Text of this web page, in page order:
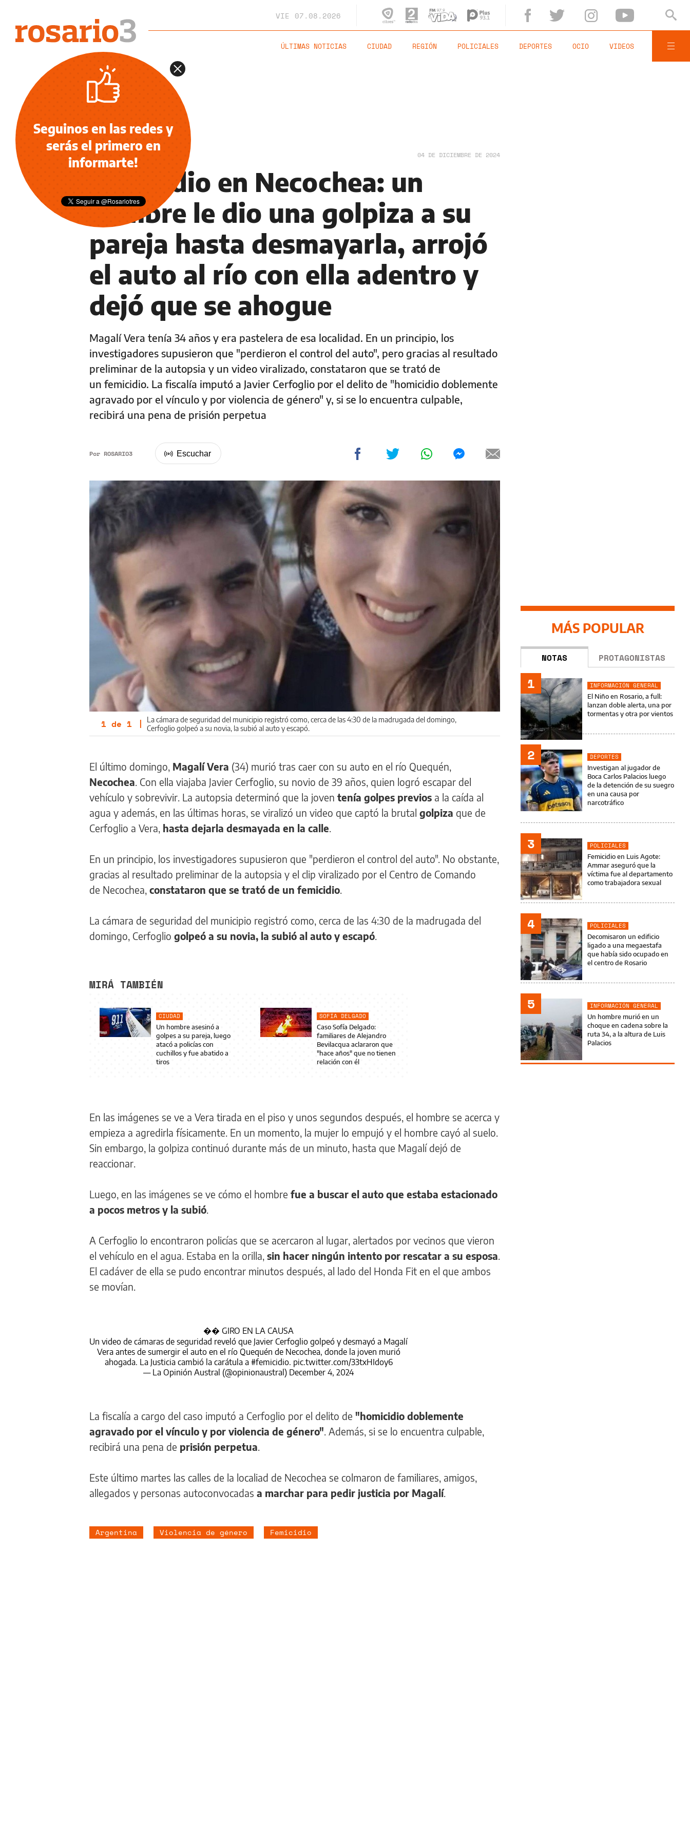
VIE 07.08.2026
ÚLTIMAS NOTICIAS CIUDAD REGIÓN POLICIALES DEPORTES OCIO VIDEOS
POLICIALES 04 DE DICIEMBRE DE 2024
Femicidio en Necochea: un
hombre le dio una golpiza a su
pareja hasta desmayarla, arrojó
el auto al río con ella adentro y
dejó que se ahogue
Magalí Vera tenía 34 años y era pastelera de esa localidad. En un principio, los
investigadores supusieron que "perdieron el control del auto", pero gracias al resultado
preliminar de la autopsia y un video viralizado, constataron que se trató de
un femicidio. La fiscalía imputó a Javier Cerfoglio por el delito de "homicidio doblemente
agravado por el vínculo y por violencia de género" y, si se lo encuentra culpable,
recibirá una pena de prisión perpetua
Por ROSARIO3
1 de 1 |
La cámara de seguridad del municipio registró como, cerca de las 4:30 de la madrugada del domingo,
Cerfoglio golpeó a su novia, la subió al auto y escapó.
El último domingo, Magalí Vera (34) murió tras caer con su auto en el río Quequén,
Necochea. Con ella viajaba Javier Cerfoglio, su novio de 39 años, quien logró escapar del
vehículo y sobrevivir. La autopsia determinó que la joven tenía golpes previos a la caída al
agua y además, en las últimas horas, se viralizó un video que captó la brutal golpiza que de
Cerfoglio a Vera, hasta dejarla desmayada en la calle.
En un principio, los investigadores supusieron que "perdieron el control del auto". No obstante,
gracias al resultado preliminar de la autopsia y el clip viralizado por el Centro de Comando
de Necochea, constataron que se trató de un femicidio.
La cámara de seguridad del municipio registró como, cerca de las 4:30 de la madrugada del
domingo, Cerfoglio golpeó a su novia, la subió al auto y escapó.
MIRÁ TAMBIÉN
CIUDAD
Un hombre asesinó a
golpes a su pareja, luego
atacó a policías con
cuchillos y fue abatido a
tiros
SOFÍA DELGADO
Caso Sofía Delgado:
familiares de Alejandro
Bevilacqua aclararon que
"hace años" que no tienen
relación con él
En las imágenes se ve a Vera tirada en el piso y unos segundos después, el hombre se acerca y
empieza a agredirla físicamente. En un momento, la mujer lo empujó y el hombre cayó al suelo.
Sin embargo, la golpiza continuó durante más de un minuto, hasta que Magalí dejó de
reaccionar.
Luego, en las imágenes se ve cómo el hombre fue a buscar el auto que estaba estacionado
a pocos metros y la subió.
A Cerfoglio lo encontraron policías que se acercaron al lugar, alertados por vecinos que vieron
el vehículo en el agua. Estaba en la orilla, sin hacer ningún intento por rescatar a su esposa.
El cadáver de ella se pudo encontrar minutos después, al lado del Honda Fit en el que ambos
se movían.
�� GIRO EN LA CAUSA
Un video de cámaras de seguridad reveló que Javier Cerfoglio golpeó y desmayó a Magalí
Vera antes de sumergir el auto en el río Quequén de Necochea, donde la joven murió
ahogada. La Justicia cambió la carátula a #femicidio. pic.twitter.com/33txHIdoy6
— La Opinión Austral (@opinionaustral) December 4, 2024
La fiscalía a cargo del caso imputó a Cerfoglio por el delito de "homicidio doblemente
agravado por el vínculo y por violencia de género". Además, si se lo encuentra culpable,
recibirá una pena de prisión perpetua.
Este último martes las calles de la localiad de Necochea se colmaron de familiares, amigos,
allegados y personas autoconvocadas a marchar para pedir justicia por Magalí.
Argentina Violencia de género Femicidio
MÁS POPULAR
NOTAS PROTAGONISTAS
1
INFORMACIÓN GENERAL
El Niño en Rosario, a full:
lanzan doble alerta, una por
tormentas y otra por vientos
2
DEPORTES
Investigan al jugador de
Boca Carlos Palacios luego
de la detención de su suegro
en una causa por
narcotráfico
3
POLICIALES
Femicidio en Luis Agote:
Ammar aseguró que la
víctima fue al departamento
como trabajadora sexual
4
POLICIALES
Decomisaron un edificio
ligado a una megaestafa
que había sido ocupado en
el centro de Rosario
5
INFORMACIÓN GENERAL
Un hombre murió en un
choque en cadena sobre la
ruta 34, a la altura de Luis
Palacios
Seguinos en las redes y
serás el primero en
informarte!